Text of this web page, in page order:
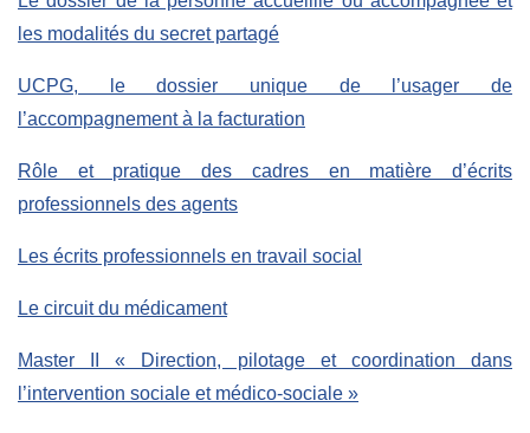
les modalités du secret partagé
UCPG, le dossier unique de l’usager de
l’accompagnement à la facturation
Rôle et pratique des cadres en matière d’écrits
professionnels des agents
Les écrits professionnels en travail social
Le circuit du médicament
Master II « Direction, pilotage et coordination dans
l’intervention sociale et médico-sociale »